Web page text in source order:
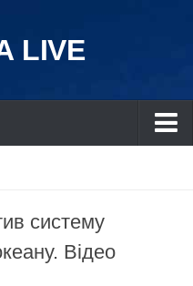
LIVE
систему
Відео